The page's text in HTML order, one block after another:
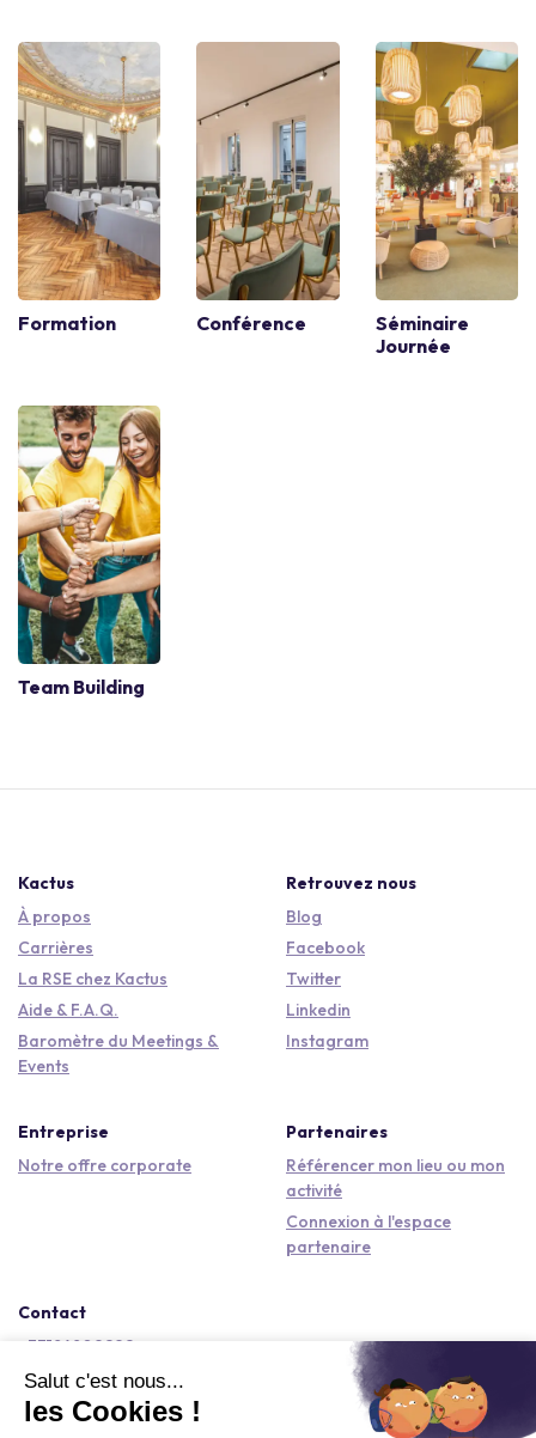
Formation Conférence
Séminaire
Journée
Team Building
Kactus
À propos
Carrières
La RSE chez Kactus
Aide & F.A.Q.
Baromètre du Meetings &
Events
Retrouvez nous
Blog
Facebook
Twitter
Linkedin
Instagram
Entreprise
Notre offre corporate
Partenaires
Référencer mon lieu ou mon
activité
Connexion à l'espace
partenaire
Contact
+33184809292
hello@kactus.com